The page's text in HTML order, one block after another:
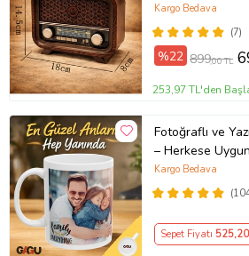
(7)
Kargo Bedava
%22 899,00 TL
253,97 TL'den
Fotoğraflı ve
– Herkese
Porselen Baskılı
Kargo Bedava
Sepet Fiyatı 525